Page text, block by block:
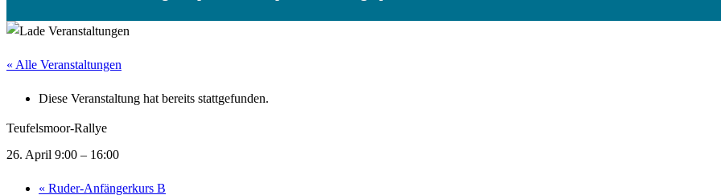
« Alle Veranstaltungen
Diese Veranstaltung hat bereits stattgefunden.
Teufelsmoor-Rallye
26. April 9:00 – 16:00
« Ruder-Anfängerkurs B